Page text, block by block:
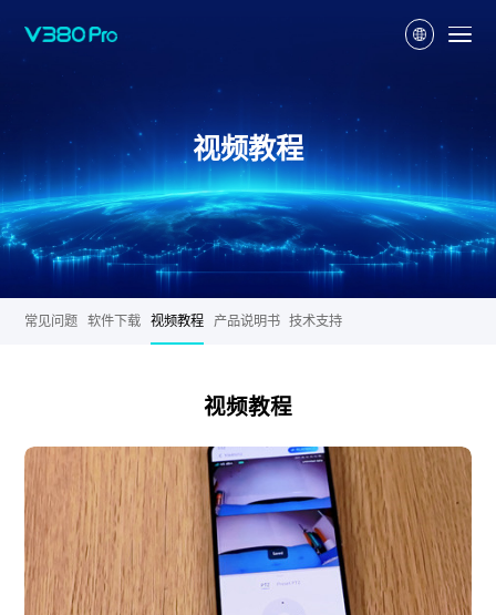
视频教程
常见问题 软件下载 视频教程 产品说明书 技术支持
视频教程